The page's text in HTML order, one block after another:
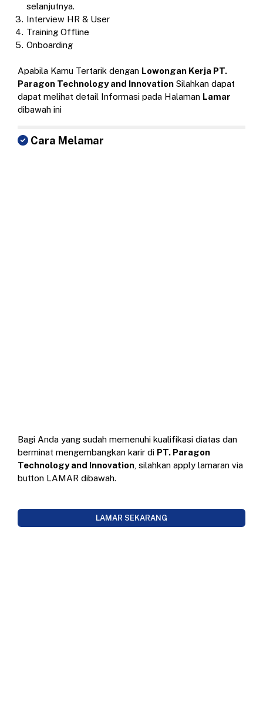
selanjutnya.
Interview HR & User
Training Offline
Onboarding
Apabila Kamu Tertarik dengan Lowongan Kerja PT.
Paragon Technology and Innovation Silahkan dapat
dapat melihat detail Informasi pada Halaman Lamar
dibawah ini
Cara Melamar
Bagi Anda yang sudah memenuhi kualifikasi diatas dan
berminat mengembangkan karir di PT. Paragon
Technology and Innovation, silahkan apply lamaran via
button LAMAR dibawah.
LAMAR SEKARANG